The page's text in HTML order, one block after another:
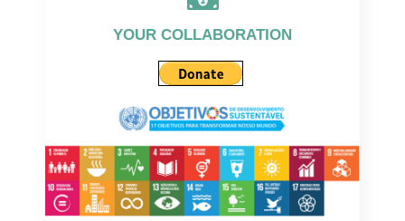
YOUR COLLABORATION